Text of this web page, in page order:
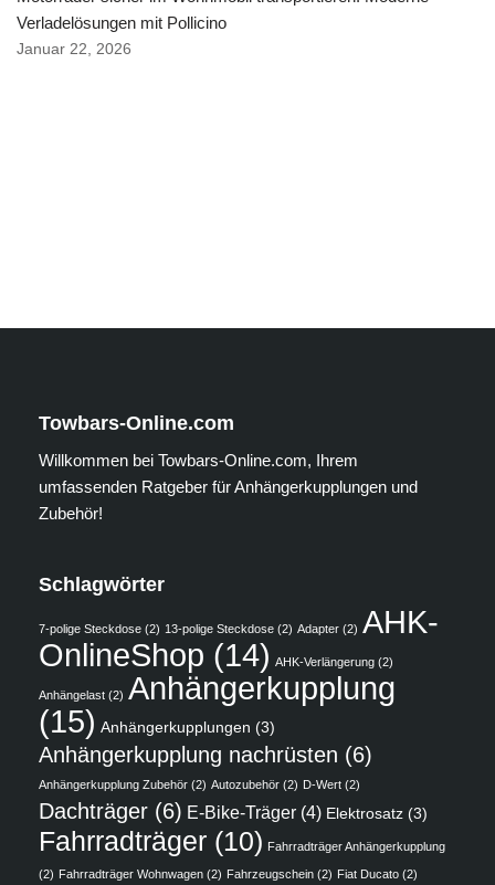
Verladelösungen mit Pollicino
Januar 22, 2026
Towbars-Online.com
Willkommen bei Towbars-Online.com, Ihrem
umfassenden Ratgeber für Anhängerkupplungen und
Zubehör!
Schlagwörter
7-polige Steckdose (2) 13-polige Steckdose (2) Adapter (2) AHK-
OnlineShop (14) AHK-Verlängerung (2)
Anhängelast (2) Anhängerkupplung
(15) Anhängerkupplungen (3)
Anhängerkupplung nachrüsten (6)
Anhängerkupplung Zubehör (2) Autozubehör (2) D-Wert (2)
Dachträger (6) E-Bike-Träger (4) Elektrosatz (3)
Fahrradträger (10) Fahrradträger Anhängerkupplung
(2) Fahrradträger Wohnwagen (2) Fahrzeugschein (2) Fiat Ducato (2)